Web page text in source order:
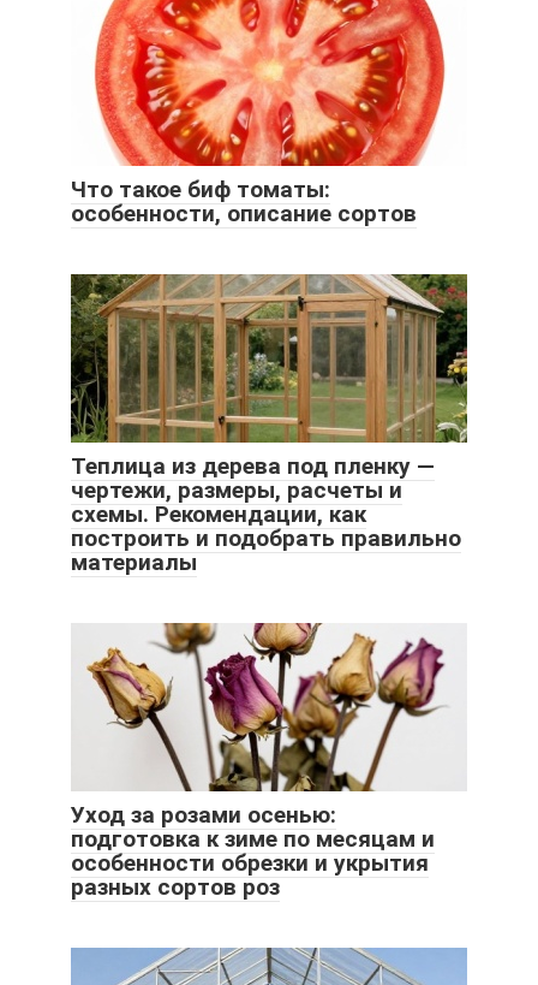
Что такое биф томаты:
особенности, описание сортов
Теплица из дерева под пленку —
чертежи, размеры, расчеты и
схемы. Рекомендации, как
построить и подобрать правильно
материалы
Уход за розами осенью:
подготовка к зиме по месяцам и
особенности обрезки и укрытия
разных сортов роз